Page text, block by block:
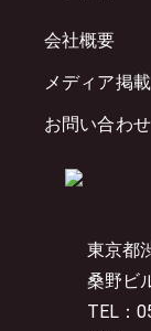
東京都
桑野ビ
TEL：
会社概要
メディア掲載
お問い合わせ